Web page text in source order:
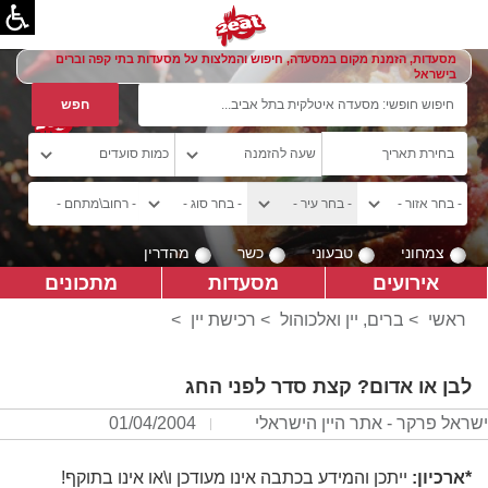
מסעדות, הזמנת מקום במסעדה, חיפוש והמלצות על מסעדות בתי קפה וברים
בישראל
צמחוני טבעוני כשר מהדרין
אירועים מסעדות מתכונים
ראשי > ברים, יין ואלכוהול > רכישת יין >
לבן או אדום? קצת סדר לפני החג
ישראל פרקר - אתר היין הישראלי 01/04/2004
*ארכיון: ייתכן והמידע בכתבה אינו מעודכן ו\או אינו בתוקף!